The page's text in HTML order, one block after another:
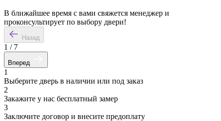
В ближайшее время с вами свяжется менеджер и
проконсультирует по выбору двери!
Назад
1 / 7
Вперед
1
Выберите дверь в наличии или под заказ
2
Закажите у нас бесплатный замер
3
Заключите договор и внесите предоплату